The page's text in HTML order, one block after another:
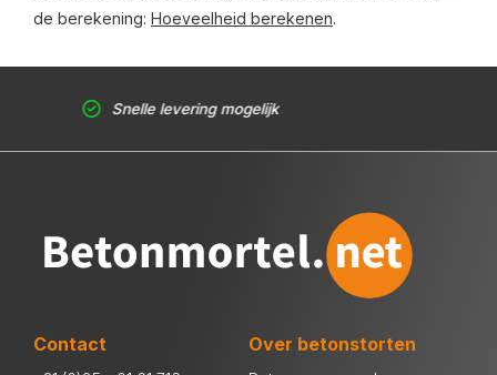
de berekening: Hoeveelheid berekenen.
Snelle levering mogelijk
Contact Over betonstorten